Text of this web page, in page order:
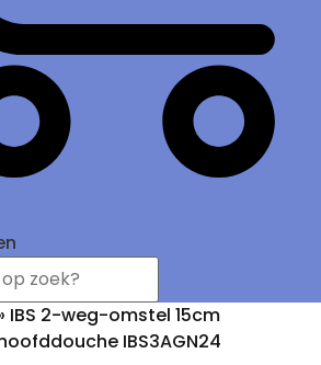
IBS 2-weg-omstel 15cm
IBS3AGN24